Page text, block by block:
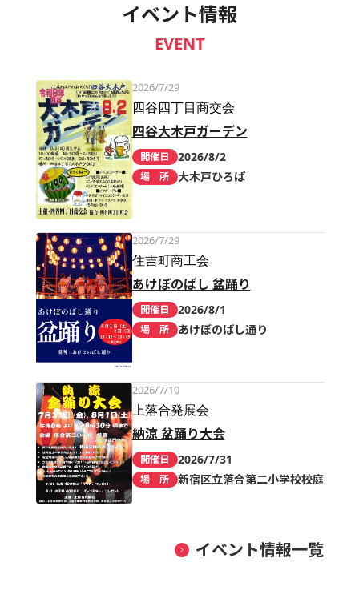
イベント情報
EVENT
2026/7/29
四谷四丁目商交会
四谷大木戸ガーデン
開催日 2026/8/2
場 所 大木戸ひろば
2026/7/29
住吉町商工会
あけぼのばし 盆踊り
開催日 2026/8/1
場 所 あけぼのばし通り
2026/7/10
上落合発展会
納涼 盆踊り大会
開催日 2026/7/31
場 所 新宿区立落合第二小学校校庭
イベント情報一覧